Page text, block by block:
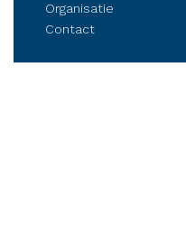
Organisatie
Contact